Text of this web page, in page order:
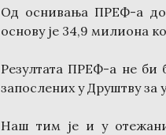
Од оснивања ПРЕФ-а до
основу је 34,9 милиона
Резултата ПРЕФ-а не би
запослених у Друштву
Наш тим је и у